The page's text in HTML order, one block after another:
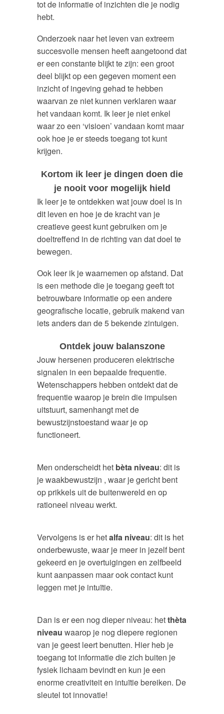
tot de informatie of inzichten die je nodig
hebt.
Onderzoek naar het leven van extreem
succesvolle mensen heeft aangetoond dat
er een constante blijkt te zijn: een groot
deel blijkt op een gegeven moment een
inzicht of ingeving gehad te hebben
waarvan ze niet kunnen verklaren waar
het vandaan komt. Ik leer je niet enkel
waar zo een ‘visioen’ vandaan komt maar
ook hoe je er steeds toegang tot kunt
krijgen.
Kortom ik leer je dingen doen die
je nooit voor mogelijk hield
Ik leer je te ontdekken wat jouw doel is in
dit leven en hoe je de kracht van je
creatieve geest kunt gebruiken om je
doeltreffend in de richting van dat doel te
bewegen.
Ook leer ik je waarnemen op afstand. Dat
is een methode die je toegang geeft tot
betrouwbare informatie op een andere
geografische locatie, gebruik makend van
iets anders dan de 5 bekende zintuigen.
Ontdek jouw balanszone
Jouw hersenen produceren elektrische
signalen in een bepaalde frequentie.
Wetenschappers hebben ontdekt dat de
frequentie waarop je brein die impulsen
uitstuurt, samenhangt met de
bewustzijnstoestand waar je op
functioneert.
Men onderscheidt het bèta niveau: dit is
je waakbewustzijn , waar je gericht bent
op prikkels uit de buitenwereld en op
rationeel niveau werkt.
Vervolgens is er hetalfa niveau: dit is het
onderbewuste, waar je meer in jezelf bent
gekeerd en je overtuigingen en zelfbeeld
kunt aanpassen maar ook contact kunt
leggen met je intuïtie.
Dan is er een nog dieper niveau: hetthèta
niveau waarop je nog diepere regionen
van je geest leert benutten. Hier heb je
toegang tot informatie die zich buiten je
fysiek lichaam bevindt en kun je een
enorme creativiteit en intuïtie bereiken. De
sleutel tot innovatie!